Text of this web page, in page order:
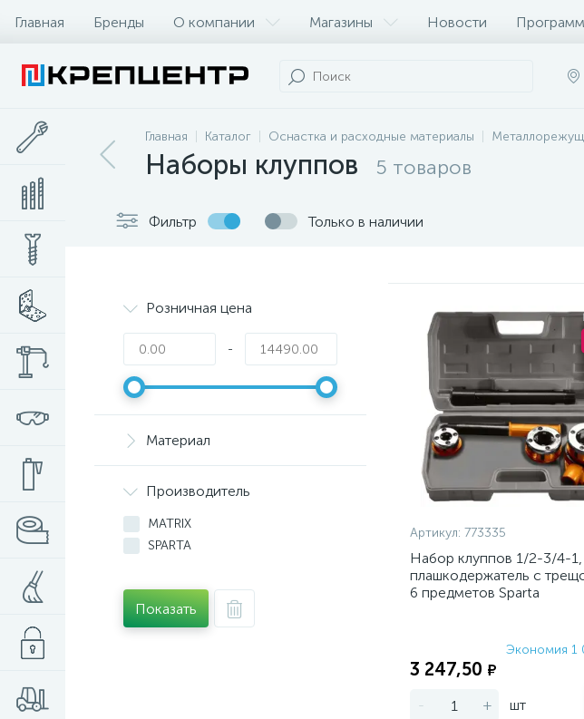
Главная Бренды О компании Магазины Новости
Главная Каталог Оснастка и расходные материалы
Наборы клуппов 5 товаров
Фильтр Только в наличии
Розничная цена
-
Материал
Производитель
MATRIX
SPARTA
Показать
Артикул: 773335
Набор клуппов 1/2-3/4-1,
плашкодержатель с
6 предметов Sparta
Экономия 1
3 247,50 ₽
- + шт